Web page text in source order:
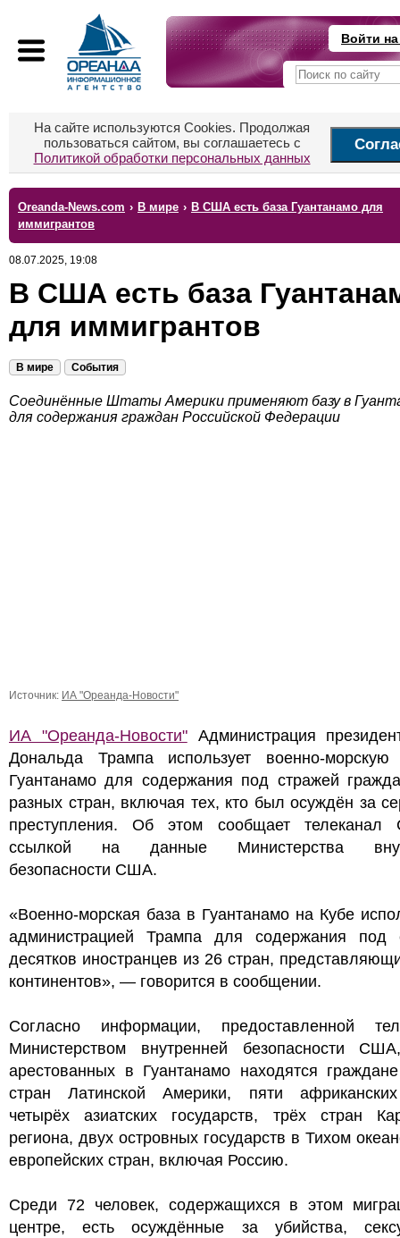
Войти
На сайте используются Cookies. Продолжая
пользоваться сайтом, вы соглашаетесь с
Политикой обработки персональных данных
Oreanda-News.com › В мире › В США есть база Гуантанамо для
иммигрантов
08.07.2025, 19:08
В США есть база
для иммигрантов
В мире События
Соединённые Штаты Америки применяют базу в
для содержания граждан Российской Федерации
Источник: ИА "Ореанда-Новости"
ИА "Ореанда-Новости"Администрация
Дональда Трампа использует военно-
Гуантанамо для содержания под стражей
разных стран, включая тех, кто был осуждён за
преступления. Об этом сообщает телеканал
ссылкой на данные Министерства
безопасности США.
«Военно-морская база в Гуантанамо на Кубе
администрацией Трампа для содержания под
десятков иностранцев из 26 стран,
континентов», — говорится в сообщении.
Согласно информации, предоставленной
Министерством внутренней безопасности
арестованных в Гуантанамо находятся
стран Латинской Америки, пяти
четырёх азиатских государств, трёх стран
региона, двух островных государств в Тихом
европейских стран, включая Россию.
Среди 72 человек, содержащихся в этом
центре, есть осуждённые за убийства,